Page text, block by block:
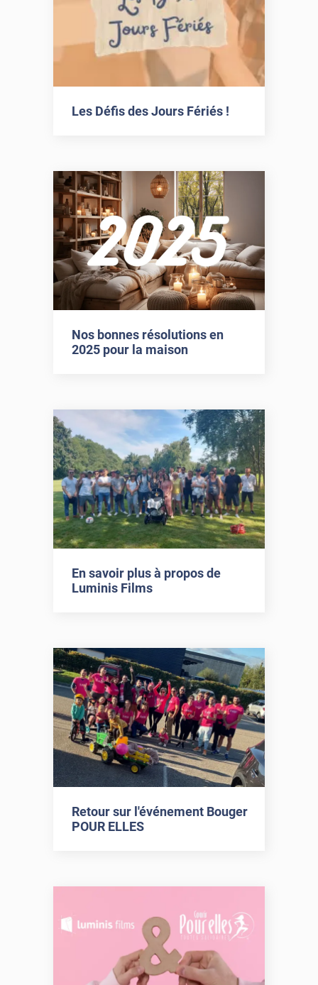
Les Défis des Jours Fériés !
Nos bonnes résolutions en
2025 pour la maison
En savoir plus à propos de
Luminis Films
Retour sur l'événement Bouger
POUR ELLES